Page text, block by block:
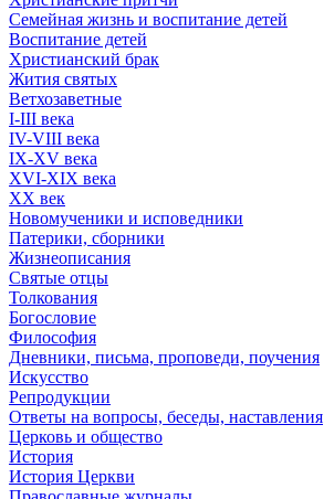
Семейная жизнь и воспитание детей
Воспитание детей
Христианский брак
Жития святых
Ветхозаветные
I-III века
IV-VIII века
IX-XV века
XVI-XIX века
XX век
Новомученики и исповедники
Патерики, сборники
Жизнеописания
Святые отцы
Толкования
Богословие
Философия
Дневники, письма, проповеди, поучения
Искусство
Репродукции
Ответы на вопросы, беседы, наставления
Церковь и общество
История
История Церкви